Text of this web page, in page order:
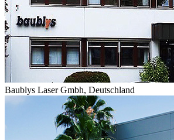
Baublys Laser Gmbh, Deutschland